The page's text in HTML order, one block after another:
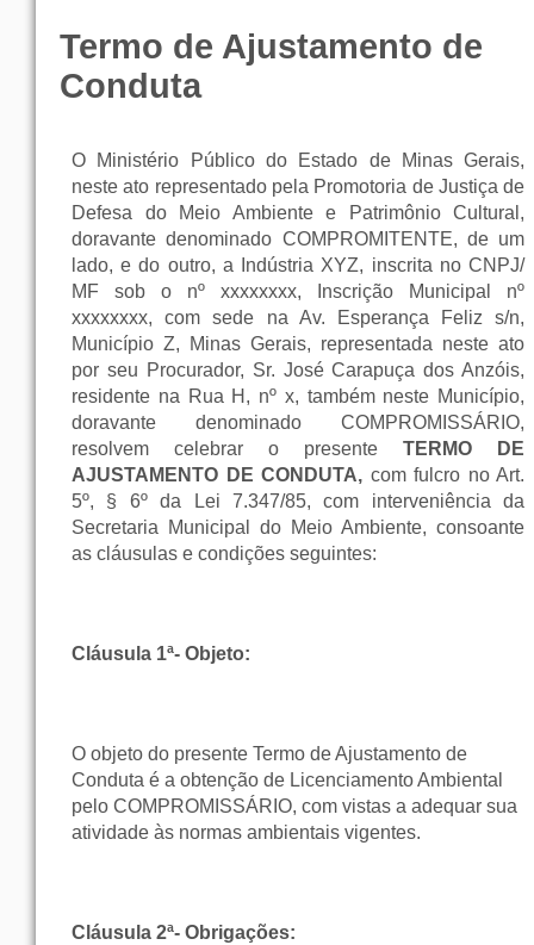
Termo de Ajustamento de
Conduta
O Ministério Público do Estado de Minas Gerais,
neste ato representado pela Promotoria de Justiça de
Defesa do Meio Ambiente e Patrimônio Cultural,
doravante denominado COMPROMITENTE, de um
lado, e do outro, a Indústria XYZ, inscrita no CNPJ/
MF sob o nº xxxxxxxx, Inscrição Municipal nº
xxxxxxxx, com sede na Av. Esperança Feliz s/n,
Município Z, Minas Gerais, representada neste ato
por seu Procurador, Sr. José Carapuça dos Anzóis,
residente na Rua H, nº x, também neste Município,
doravante denominado COMPROMISSÁRIO,
resolvem celebrar o presenteTERMO DE
AJUSTAMENTO DE CONDUTA, com fulcro no Art.
5º, § 6º da Lei 7.347/85, com interveniência da
Secretaria Municipal do Meio Ambiente, consoante
as cláusulas e condições seguintes:
Cláusula 1ª- Objeto:
O objeto do presente Termo de Ajustamento de
Conduta é a obtenção de Licenciamento Ambiental
pelo COMPROMISSÁRIO, com vistas a adequar sua
atividade às normas ambientais vigentes.
Cláusula 2ª- Obrigações: